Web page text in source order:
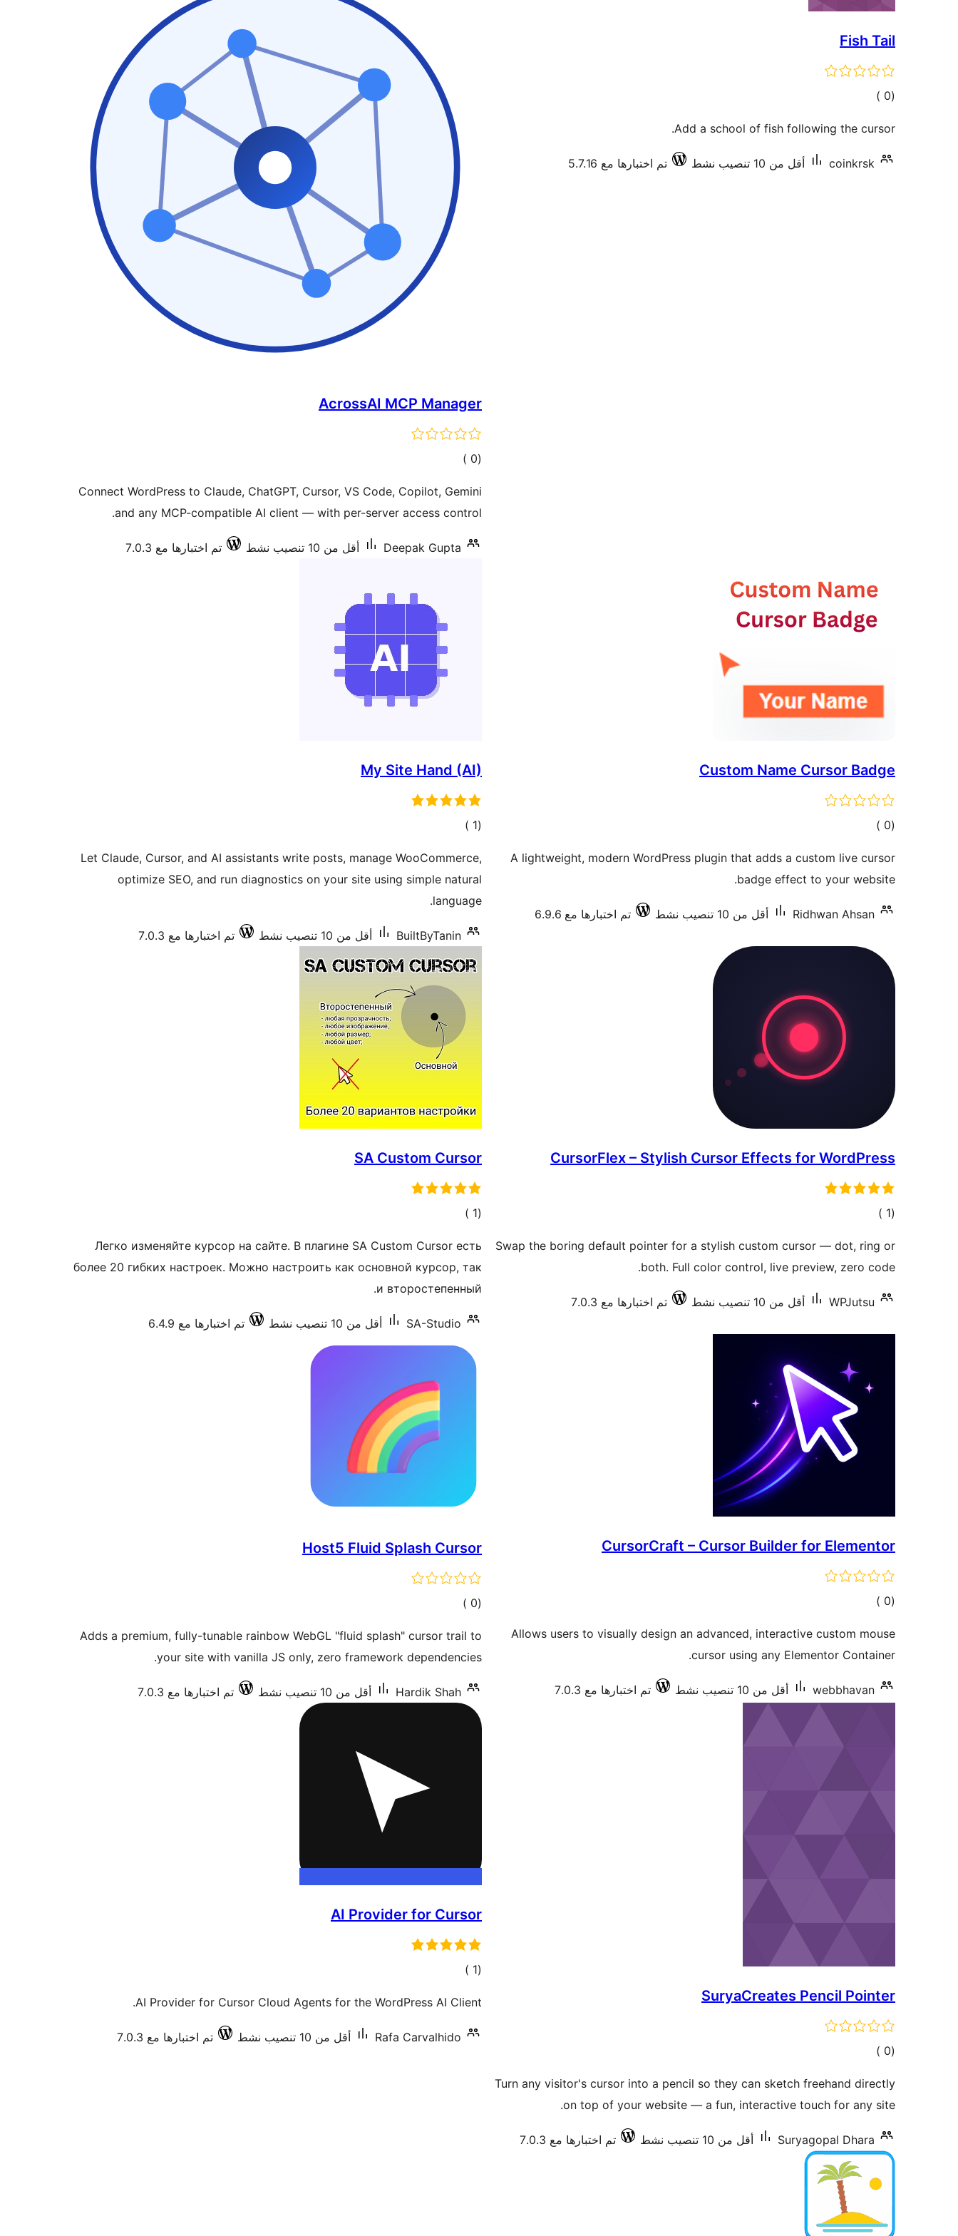
Fish Tail
(0
إجمالي)
Add a school of fish following the cursor.
coinkrsk أقل من 10 تنصيب نشط تم اختبارها مع 5.7.16
AcrossAI MCP Manager
(0
إجمالي)
Connect WordPress to Claude, ChatGPT, Cursor, VS Code, Copilot, Gemini
and any MCP-compatible AI client — with per-server access control.
Deepak Gupta أقل من 10 تنصيب نشط تم اختبارها مع 7.0.3
Custom Name Cursor Badge
(0
إجمالي)
A lightweight, modern WordPress plugin that adds a custom live cursor
badge effect to your website.
Ridhwan Ahsan أقل من 10 تنصيب نشط تم اختبارها مع 6.9.6
My Site Hand (AI)
(1
إجمالي)
Let Claude, Cursor, and AI assistants write posts, manage WooCommerce,
optimize SEO, and run diagnostics on your site using simple natural
language.
BuiltByTanin أقل من 10 تنصيب نشط تم اختبارها مع 7.0.3
CursorFlex – Stylish Cursor Effects for WordPress
(1
إجمالي)
Swap the boring default pointer for a stylish custom cursor — dot, ring or
both. Full color control, live preview, zero code.
WPJutsu أقل من 10 تنصيب نشط تم اختبارها مع 7.0.3
SA Сustom Cursor
(1
إجمالي)
Легко изменяйте курсор на сайте. В плагине SA Custom Cursor есть
более 20 гибких настроек. Можно настроить как основной курсор, так
и второстепенный.
SA-Studio أقل من 10 تنصيب نشط تم اختبارها مع 6.4.9
CursorCraft – Cursor Builder for Elementor
(0
إجمالي)
Allows users to visually design an advanced, interactive custom mouse
cursor using any Elementor Container.
webbhavan أقل من 10 تنصيب نشط تم اختبارها مع 7.0.3
Host5 Fluid Splash Cursor
(0
إجمالي)
Adds a premium, fully-tunable rainbow WebGL "fluid splash" cursor trail to
your site with vanilla JS only, zero framework dependencies.
Hardik Shah أقل من 10 تنصيب نشط تم اختبارها مع 7.0.3
SuryaCreates Pencil Pointer
(0
إجمالي)
Turn any visitor's cursor into a pencil so they can sketch freehand directly
on top of your website — a fun, interactive touch for any site.
Suryagopal Dhara أقل من 10 تنصيب نشط تم اختبارها مع 7.0.3
AI Provider for Cursor
(1
إجمالي)
AI Provider for Cursor Cloud Agents for the WordPress AI Client.
Rafa Carvalhido أقل من 10 تنصيب نشط تم اختبارها مع 7.0.3